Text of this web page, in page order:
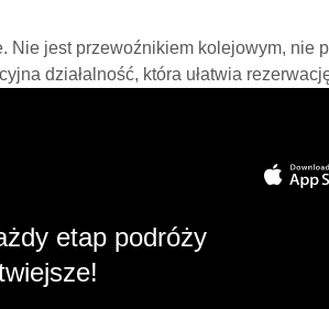
jest przewoźnikiem kolejowym, nie
działalność, która ułatwia
etap podróży